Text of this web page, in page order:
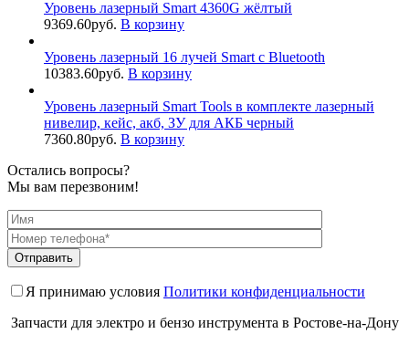
Уровень лазерный Smart 4360G жёлтый
9369.60руб. В корзину
Уровень лазерный 16 лучей Smart c Bluetooth
10383.60руб. В корзину
Уровень лазерный Smart Tools в комплекте лазерный
нивелир, кейс, акб, ЗУ для АКБ черный
7360.80руб. В корзину
Остались вопросы?
Мы вам перезвоним!
Я принимаю условия Политики конфиденциальности
Запчасти для электро и бензо инструмента в Ростове-на-Дону